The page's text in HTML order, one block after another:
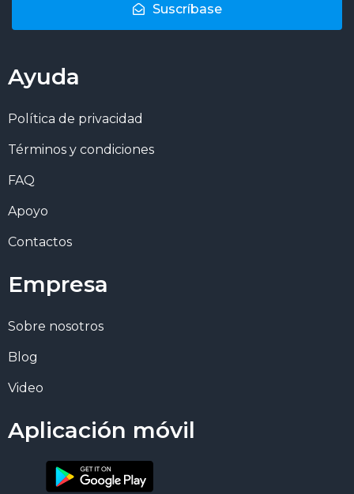
Suscríbase
Ayuda
Política de privacidad
Términos y condiciones
FAQ
Apoyo
Contactos
Empresa
Sobre nosotros
Blog
Video
Aplicación móvil